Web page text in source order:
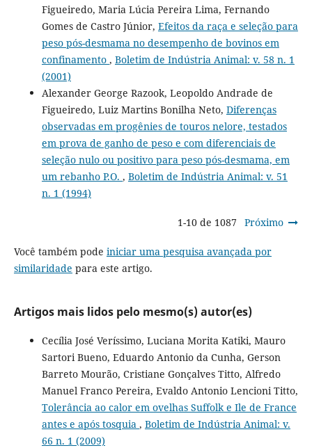
Figueiredo, Maria Lúcia Pereira Lima, Fernando
Gomes de Castro Júnior, Efeitos da raça e seleção para
peso pós-desmama no desempenho de bovinos em
confinamento , Boletim de Indústria Animal: v. 58 n. 1
(2001)
Alexander George Razook, Leopoldo Andrade de
Figueiredo, Luiz Martins Bonilha Neto, Diferenças
observadas em progênies de touros nelore, testados
em prova de ganho de peso e com diferenciais de
seleção nulo ou positivo para peso pós-desmama, em
um rebanho P.O. , Boletim de Indústria Animal: v. 51
n. 1 (1994)
1-10 de 1087 Próximo
Você também pode iniciar uma pesquisa avançada por
similaridade para este artigo.
Artigos mais lidos pelo mesmo(s) autor(es)
Cecília José Veríssimo, Luciana Morita Katiki, Mauro
Sartori Bueno, Eduardo Antonio da Cunha, Gerson
Barreto Mourão, Cristiane Gonçalves Titto, Alfredo
Manuel Franco Pereira, Evaldo Antonio Lencioni Titto,
Tolerância ao calor em ovelhas Suffolk e Ile de France
antes e após tosquia , Boletim de Indústria Animal: v.
66 n. 1 (2009)